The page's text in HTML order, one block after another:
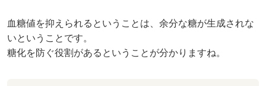
血糖値を抑えられるということは、余分な糖が生成されな
いということです。
糖化を防ぐ役割があるということが分かりますね。